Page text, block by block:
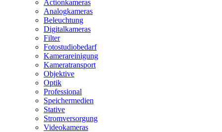
Actionkameras
Analogkameras
Beleuchtung
Digitalkameras
Filter
Fotostudiobedarf
Kamerareinigung
Kameratransport
Objektive
Optik
Professional
Speichermedien
Stative
Stromversorgung
Videokameras